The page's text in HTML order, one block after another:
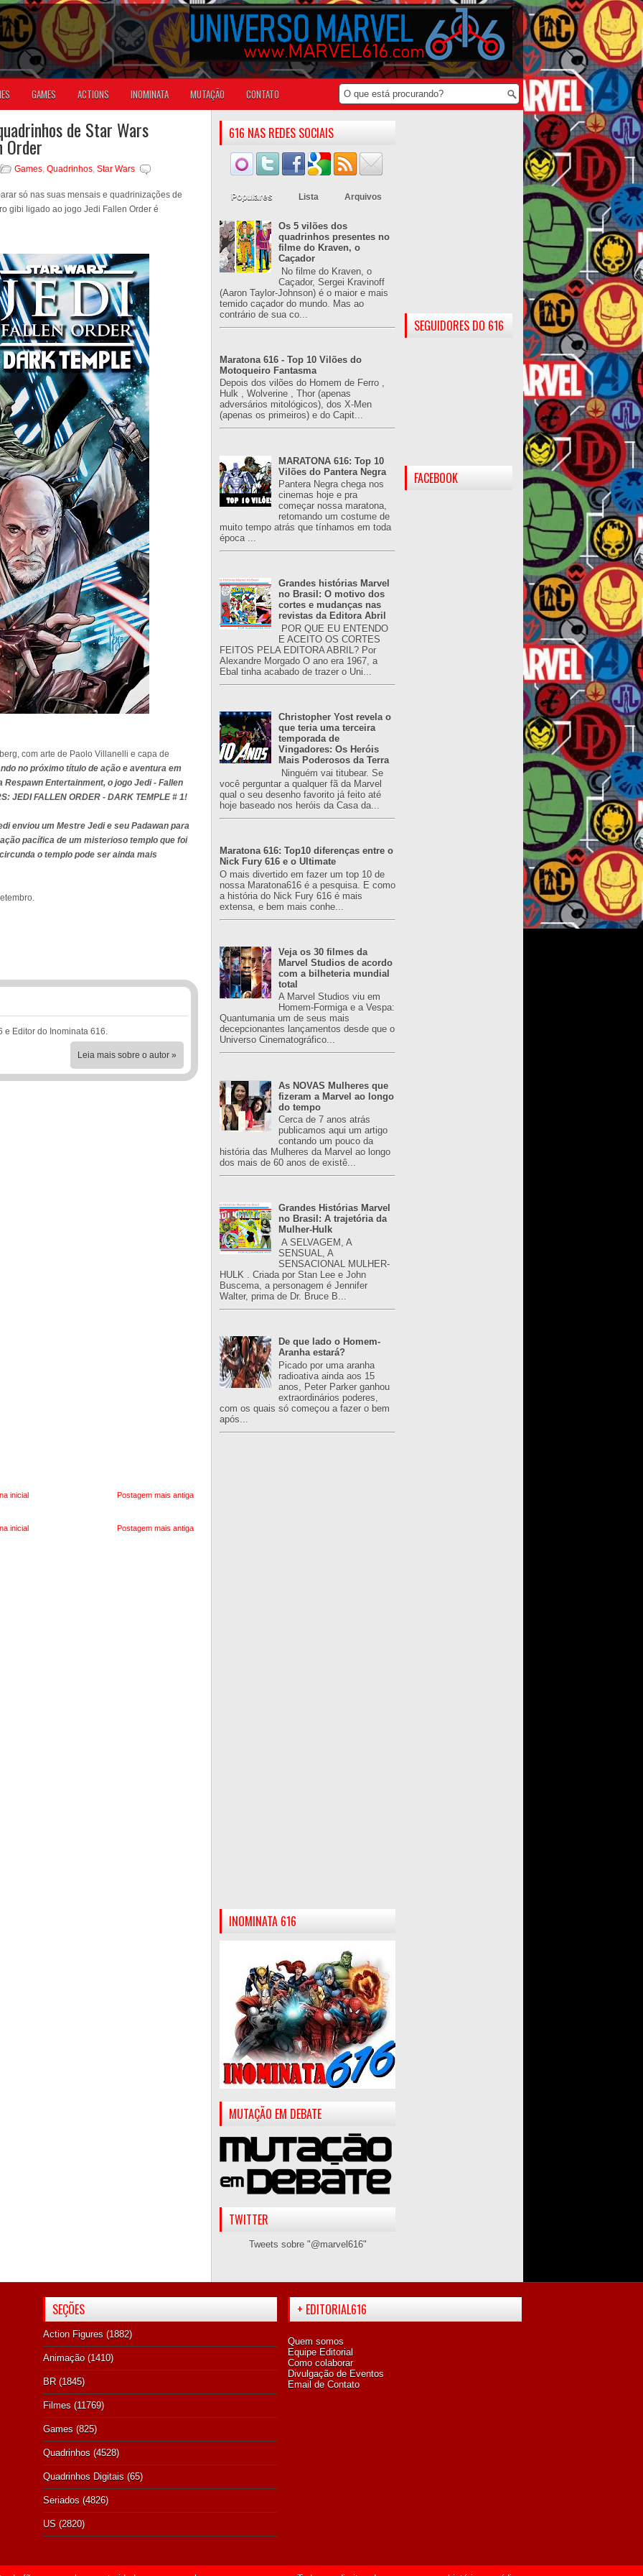
GAMES ACTIONS INOMINATA MUTAÇÃO CONTATO
de Star Wars
Order
Games, Quadrinhos, Star Wars
só nas suas mensais e quadrinizações de
gibi ligado ao jogo Jedi Fallen Order é
com arte de Paolo Villanelli e capa de
no próximo título de ação e aventura em
Entertainment, o jogo Jedi - Fallen
JEDI FALLEN ORDER - DARK TEMPLE # 1!
enviou um Mestre Jedi e seu Padawan para
pacífica de um misterioso templo que foi
o templo pode ser ainda mais
e Editor do Inominata 616.
Leia mais sobre o autor »
Postagem mais antiga
inicial
Postagem mais antiga
inicial
616 NAS REDES SOCIAIS
Populares Lista Arquivos
Os 5 vilões dos
quadrinhos presentes no
filme do Kraven, o
Caçador
No filme do Kraven, o
Caçador, Sergei Kravinoff
(Aaron Taylor-Johnson) é o maior e mais
temido caçador do mundo. Mas ao
contrário de sua co...
Maratona 616 - Top 10 Vilões do
Motoqueiro Fantasma
Depois dos vilões do Homem de Ferro ,
Hulk , Wolverine , Thor (apenas
adversários mitológicos), dos X-Men
(apenas os primeiros) e do Capit...
MARATONA 616: Top 10
Vilões do Pantera Negra
Pantera Negra chega nos
cinemas hoje e pra
começar nossa maratona,
retomando um costume de
muito tempo atrás que tínhamos em toda
época ...
Grandes histórias Marvel
no Brasil: O motivo dos
cortes e mudanças nas
revistas da Editora Abril
POR QUE EU ENTENDO
E ACEITO OS CORTES
FEITOS PELA EDITORA ABRIL? Por
Alexandre Morgado O ano era 1967, a
Ebal tinha acabado de trazer o Uni...
Christopher Yost revela o
que teria uma terceira
temporada de
Vingadores: Os Heróis
Mais Poderosos da Terra
Ninguém vai titubear. Se
você perguntar a qualquer fã da Marvel
qual o seu desenho favorito já feito até
hoje baseado nos heróis da Casa da...
Maratona 616: Top10 diferenças entre o
Nick Fury 616 e o Ultimate
O mais divertido em fazer um top 10 de
nossa Maratona616 é a pesquisa. E como
a história do Nick Fury 616 é mais
extensa, e bem mais conhe...
Veja os 30 filmes da
Marvel Studios de acordo
com a bilheteria mundial
total
A Marvel Studios viu em
Homem-Formiga e a Vespa:
Quantumania um de seus mais
decepcionantes lançamentos desde que o
Universo Cinematográfico...
As NOVAS Mulheres que
fizeram a Marvel ao longo
do tempo
Cerca de 7 anos atrás
publicamos aqui um artigo
contando um pouco da
história das Mulheres da Marvel ao longo
dos mais de 60 anos de existê...
Grandes Histórias Marvel
no Brasil: A trajetória da
Mulher-Hulk
A SELVAGEM, A
SENSUAL, A
SENSACIONAL MULHER-
HULK . Criada por Stan Lee e John
Buscema, a personagem é Jennifer
Walter, prima de Dr. Bruce B...
De que lado o Homem-
Aranha estará?
Picado por uma aranha
radioativa ainda aos 15
anos, Peter Parker ganhou
extraordinários poderes,
com os quais só começou a fazer o bem
após...
INOMINATA 616
MUTAÇÃO EM DEBATE
TWITTER
Tweets sobre "@marvel616"
SEGUIDORES DO 616
FACEBOOK
SEÇÕES
Action Figures (1882)
Animação (1410)
BR (1845)
Filmes (11769)
Games (825)
Quadrinhos (4528)
Quadrinhos Digitais (65)
Seriados (4826)
US (2820)
+ EDITORIAL616
Quem somos
Equipe Editorial
Como colaborar
Divulgação de Eventos
Email de Contato